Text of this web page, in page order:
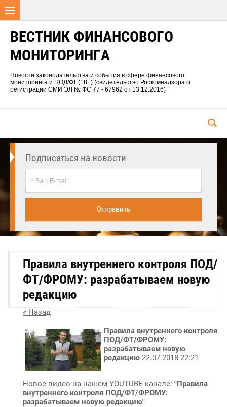
ВЕСТНИК ФИНАНСОВОГО
МОНИТОРИНГА
Новости законодательства и события в сфере финансового
мониторинга и ПОД/ФТ (18+) (свидетельство Роскомнадзора о
регистрации СМИ ЭЛ № ФС 77 - 67962 от 13.12.2016)
Подписаться на новости
Отправить
Правила внутреннего контроля ПОД/
ФТ/ФРОМУ: разрабатываем новую
редакцию
« Назад
Правила внутреннего контроля
ПОД/ФТ/ФРОМУ:
разрабатываем новую
редакцию 22.07.2018 22:21
Новое видео на нашем YOUTUBE канале: "Правила
внутреннего контроля ПОД/ФТ/ФРОМУ:
разрабатываем новую редакцию"